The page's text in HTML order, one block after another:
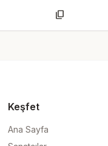
content_copy
Keşfet
Ana Sayfa